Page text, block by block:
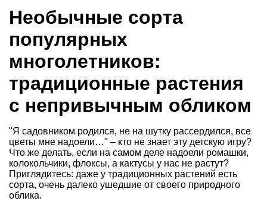
Необычные сорта
популярных
многолетников:
традиционные растения
с непривычным обликом
"Я садовником родился, не на шутку рассердился, все
цветы мне надоели…" – кто не знает эту детскую игру?
Что же делать, если на самом деле надоели ромашки,
колокольчики, флоксы, а кактусы у нас не растут?
Приглядитесь: даже у традиционных растений есть
сорта, очень далеко ушедшие от своего природного
облика.